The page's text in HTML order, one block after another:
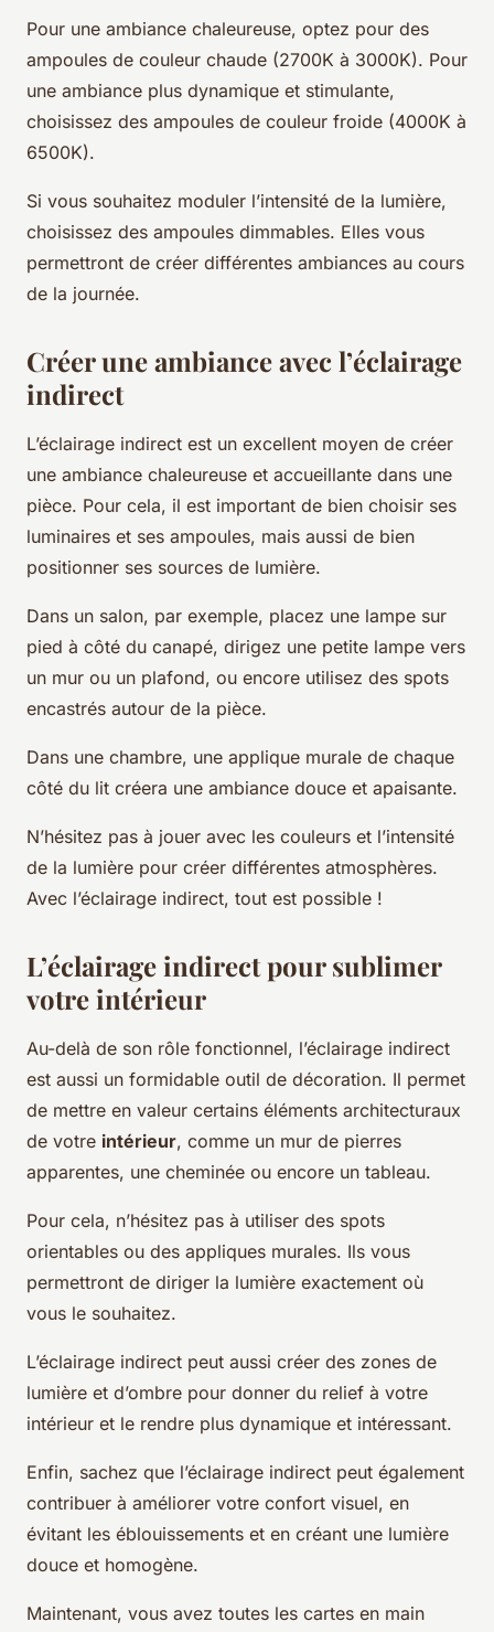
Pour une ambiance chaleureuse, optez pour des
ampoules de couleur chaude (2700K à 3000K). Pour
une ambiance plus dynamique et stimulante,
choisissez des ampoules de couleur froide (4000K à
6500K).
Si vous souhaitez moduler l’intensité de la lumière,
choisissez des ampoules dimmables. Elles vous
permettront de créer différentes ambiances au cours
de la journée.
Créer une ambiance avec l’éclairage
indirect
L’éclairage indirect est un excellent moyen de créer
une ambiance chaleureuse et accueillante dans une
pièce. Pour cela, il est important de bien choisir ses
luminaires et ses ampoules, mais aussi de bien
positionner ses sources de lumière.
Dans un salon, par exemple, placez une lampe sur
pied à côté du canapé, dirigez une petite lampe vers
un mur ou un plafond, ou encore utilisez des spots
encastrés autour de la pièce.
Dans une chambre, une applique murale de chaque
côté du lit créera une ambiance douce et apaisante.
N’hésitez pas à jouer avec les couleurs et l’intensité
de la lumière pour créer différentes atmosphères.
Avec l’éclairage indirect, tout est possible !
L’éclairage indirect pour sublimer
votre intérieur
Au-delà de son rôle fonctionnel, l’éclairage indirect
est aussi un formidable outil de décoration. Il permet
de mettre en valeur certains éléments architecturaux
de votre intérieur, comme un mur de pierres
apparentes, une cheminée ou encore un tableau.
Pour cela, n’hésitez pas à utiliser des spots
orientables ou des appliques murales. Ils vous
permettront de diriger la lumière exactement où
vous le souhaitez.
L’éclairage indirect peut aussi créer des zones de
lumière et d’ombre pour donner du relief à votre
intérieur et le rendre plus dynamique et intéressant.
Enfin, sachez que l’éclairage indirect peut également
contribuer à améliorer votre confort visuel, en
évitant les éblouissements et en créant une lumière
douce et homogène.
Maintenant, vous avez toutes les cartes en main